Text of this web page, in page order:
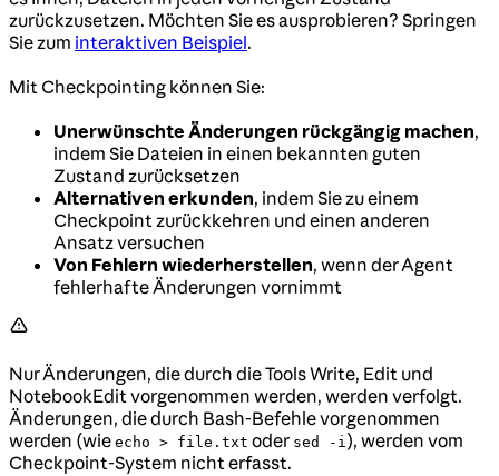
zurückzusetzen. Möchten Sie es ausprobieren? Springen
Sie zum interaktiven Beispiel.
Mit Checkpointing können Sie:
Unerwünschte Änderungen rückgängig machen,
indem Sie Dateien in einen bekannten guten
Zustand zurücksetzen
Alternativen erkunden, indem Sie zu einem
Checkpoint zurückkehren und einen anderen
Ansatz versuchen
Von Fehlern wiederherstellen, wenn der Agent
fehlerhafte Änderungen vornimmt
Nur Änderungen, die durch die Tools Write, Edit und
NotebookEdit vorgenommen werden, werden verfolgt.
Änderungen, die durch Bash-Befehle vorgenommen
werden (wie echo > file.txt oder sed -i), werden vom
Checkpoint-System nicht erfasst.